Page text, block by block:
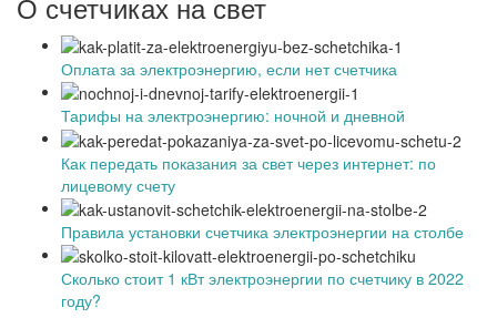
Оплата за электроэнергию, если нет счетчика
Тарифы на электроэнергию: ночной и дневной
Как передать показания за свет через интернет: по
лицевому счету
Правила установки счетчика электроэнергии на столбе
Сколько стоит 1 кВт электроэнергии по счетчику в 2022
году?